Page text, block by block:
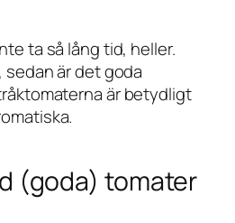
ta så lång tid, heller.
sedan är det goda
är betydligt
(goda) tomater